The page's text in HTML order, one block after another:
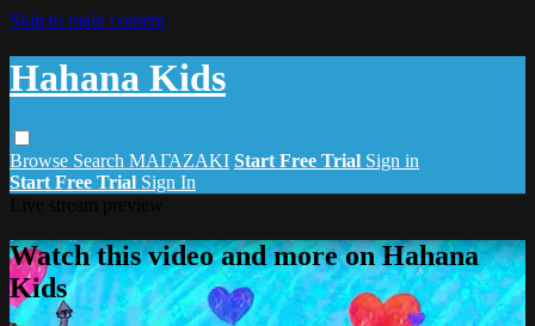
Skip to main content
Hahana Kids
Browse Search ΜΑΓΑΖΑΚΙ Start Free Trial Sign in
Start Free Trial Sign In
Watch this video and more on Hahana
Kids